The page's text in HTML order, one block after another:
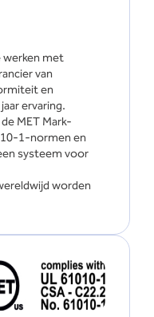
werken met
van
en
ervaring.
MET Mark-
1-normen en
systeem voor
worden